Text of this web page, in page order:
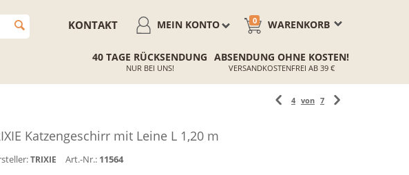
WARENKORB
0
MEIN KONTO
KONTAKT
40 TAGE RÜCKSENDUNG
NUR BEI UNS!
ABSENDUNG OHNE KOSTEN!
VERSANDKOSTENFREI AB 39 €
4 von 7
Katzengeschirr mit Leine L 1,20 m
TRIXIE Art.-Nr.: 11564